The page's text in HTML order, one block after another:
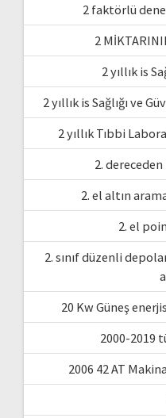
2 faktörlü
2
2 yıllık is
2 yıllık is Sağlığı ve
2 yıllık Tıbbi
2.
2. el altın
2. el
2. sınıf düzenli
20 Kw Güneş
2000-2019
2006 42 AT